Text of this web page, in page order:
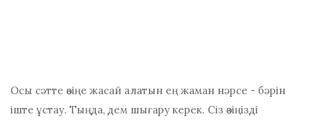
Осы сәтте өзіңе жасай алатын ең жаман нәрсе - бәрін
іште ұстау. Тыңда, дем шығару керек. Сіз өзіңізді